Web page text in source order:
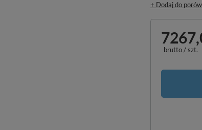
+ Dodaj do
brutto/szt.